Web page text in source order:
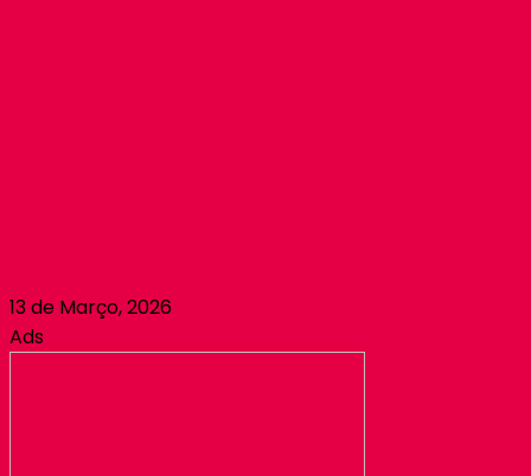
13 de Março, 2026
Ads